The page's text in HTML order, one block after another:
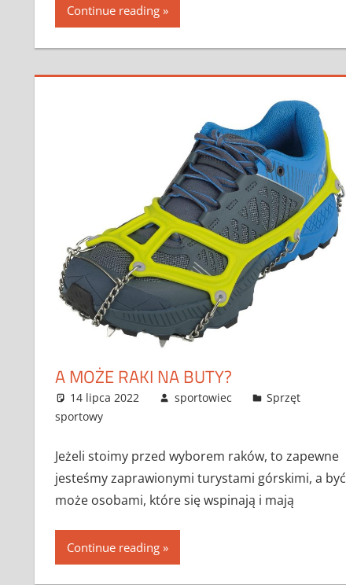
Continue reading
A MOŻE RAKI NA BUTY?
14 lipca 2022 sportowiec
Sprzęt
sportowy
Jeżeli stoimy przed wyborem raków, to zapewne
jesteśmy zaprawionymi turystami górskimi, a być
może osobami, które się wspinają i mają
Continue reading